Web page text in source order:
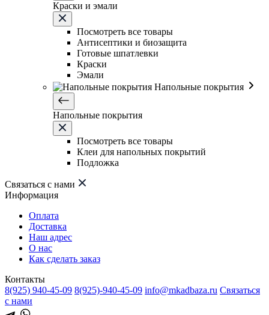
Краски и эмали
Посмотреть все товары
Антисептики и биозащита
Готовые шпатлевки
Краски
Эмали
Напольные покрытия
Напольные покрытия
Посмотреть все товары
Клеи для напольных покрытий
Подложка
Связаться с нами
Информация
Оплата
Доставка
Наш адрес
О нас
Как сделать заказ
Контакты
8(925) 940-45-09 8(925)-940-45-09 info@mkadbaza.ru Связаться
с нами